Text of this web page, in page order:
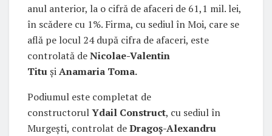
anul anterior, la o cifră de afaceri de 61,1 mil. lei,
în scădere cu 1%. Firma, cu sediul în Moi, care se
află pe locul 24 după cifra de afaceri, este
controlată deNicolae-Valentin
TitușiAnamaria Toma.
Podiumul este completat de
constructorulYdail Construct, cu sediul în
Murgești, controlat deDragoș-Alexandru